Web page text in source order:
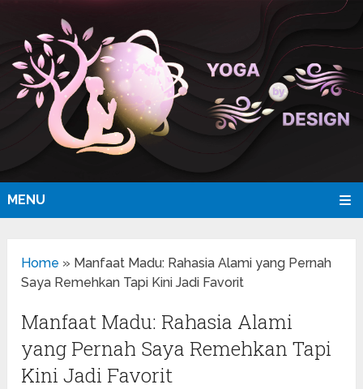
MENU
Home » Manfaat Madu: Rahasia Alami yang Pernah
Saya Remehkan Tapi Kini Jadi Favorit
Manfaat Madu: Rahasia Alami
yang Pernah Saya Remehkan Tapi
Kini Jadi Favorit